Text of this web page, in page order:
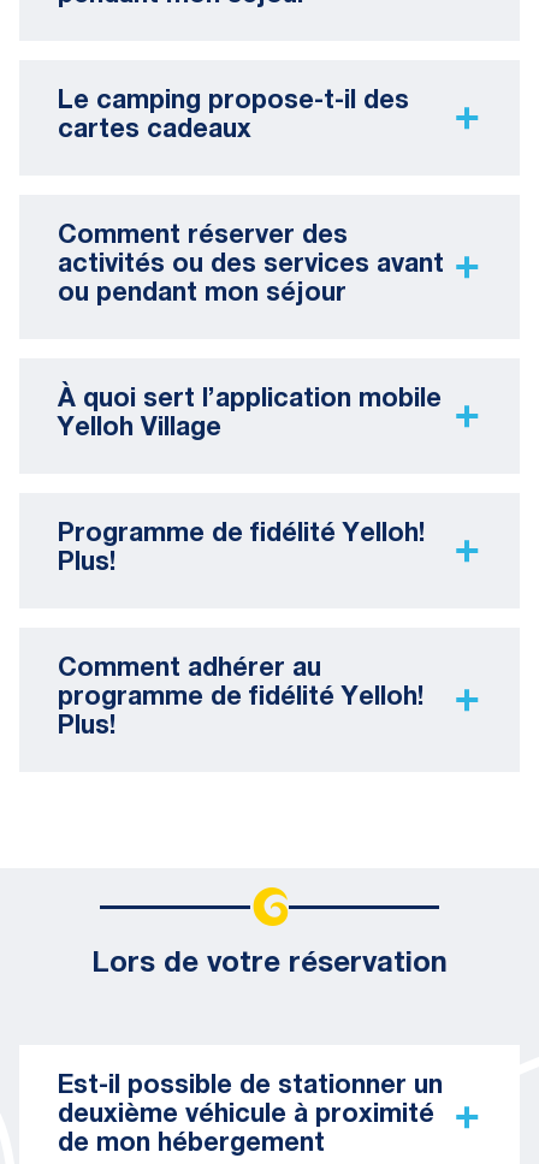
Le camping propose-t-il des
cartes cadeaux
Comment réserver des
activités ou des services avant
ou pendant mon séjour
À quoi sert l’application mobile
Yelloh Village
Programme de fidélité Yelloh!
Plus!
Comment adhérer au
programme de fidélité Yelloh!
Plus!
Lors de votre réservation
Est-il possible de stationner un
deuxième véhicule à proximité
de mon hébergement